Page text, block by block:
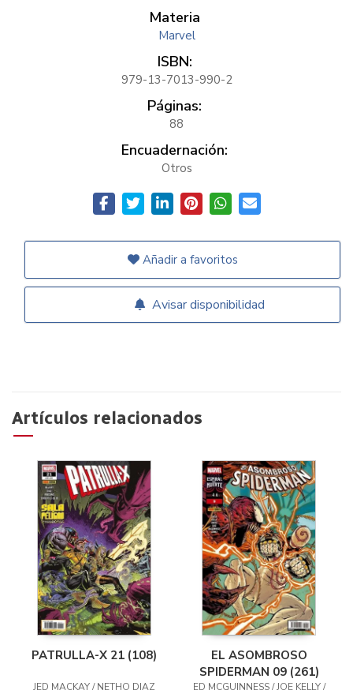
Materia
Marvel
ISBN:
979-13-7013-990-2
Páginas:
88
Encuadernación:
Otros
Añadir a favoritos
Avisar disponibilidad
Artículos relacionados
PATRULLA-X 21 (108)
JED MACKAY / NETHO DIAZ
EL ASOMBROSO
SPIDERMAN 09 (261)
ED MCGUINNESS / JOE KELLY /